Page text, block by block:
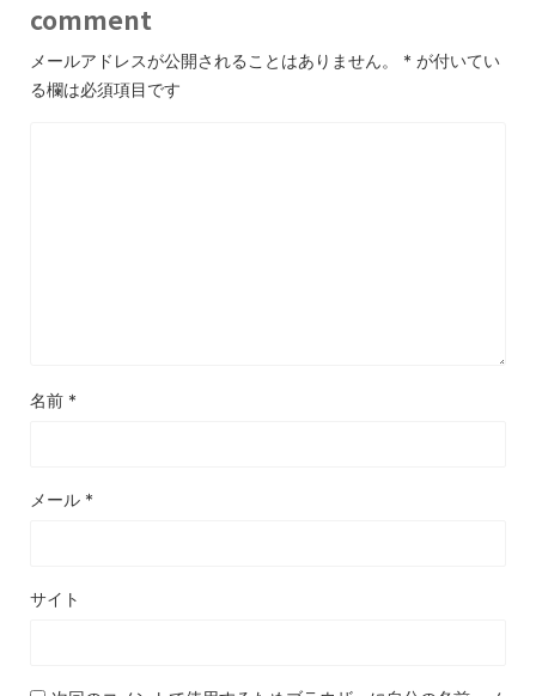
comment
メールアドレスが公開されることはありません。 * が付いてい
る欄は必須項目です
名前 *
メール *
サイト